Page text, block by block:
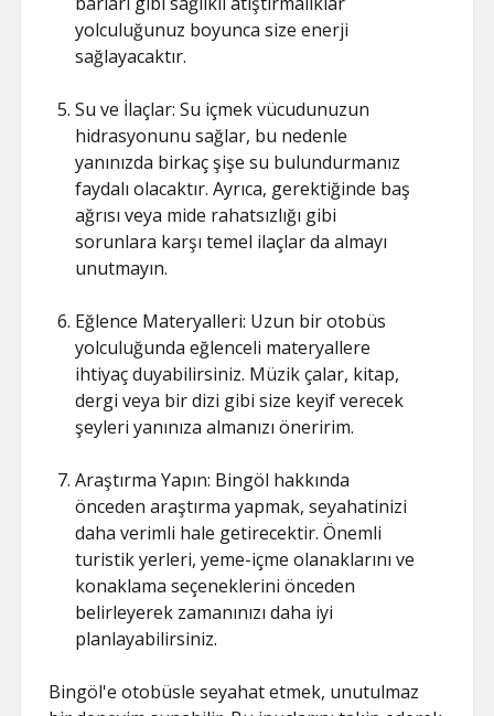
yolculuğunuz boyunca size enerji
sağlayacaktır.
Su ve İlaçlar: Su içmek vücudunuzun
hidrasyonunu sağlar, bu nedenle
yanınızda birkaç şişe su bulundurmanız
faydalı olacaktır. Ayrıca, gerektiğinde baş
ağrısı veya mide rahatsızlığı gibi
sorunlara karşı temel ilaçlar da almayı
unutmayın.
Eğlence Materyalleri: Uzun bir otobüs
yolculuğunda eğlenceli materyallere
ihtiyaç duyabilirsiniz. Müzik çalar, kitap,
dergi veya bir dizi gibi size keyif verecek
şeyleri yanınıza almanızı öneririm.
Araştırma Yapın: Bingöl hakkında
önceden araştırma yapmak, seyahatinizi
daha verimli hale getirecektir. Önemli
turistik yerleri, yeme-içme olanaklarını ve
konaklama seçeneklerini önceden
belirleyerek zamanınızı daha iyi
planlayabilirsiniz.
Bingöl'e otobüsle seyahat etmek, unutulmaz